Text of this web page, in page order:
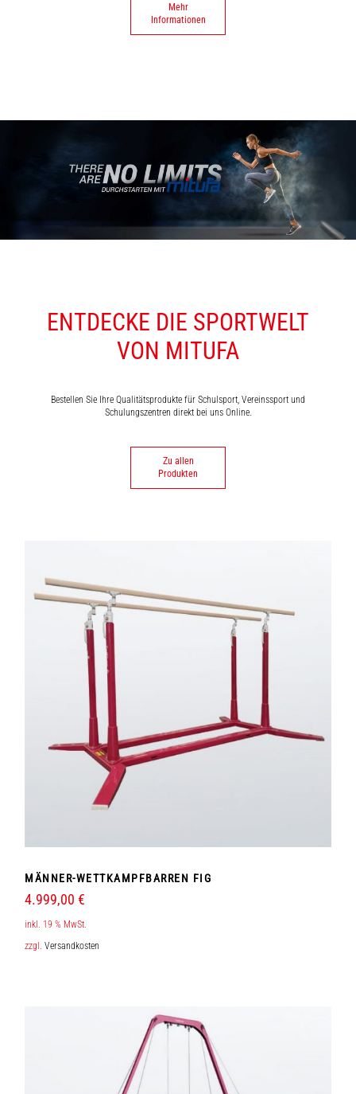
Mehr
Informationen
ENTDECKE DIE SPORTWELT
VON MITUFA
Bestellen Sie Ihre Qualitätsprodukte für Schulsport, Vereinssport und
Schulungszentren direkt bei uns Online.
Zu allen
Produkten
MÄNNER-WETTKAMPFBARREN FIG
4.999,00 €
inkl. 19 % MwSt.
zzgl.Versandkosten